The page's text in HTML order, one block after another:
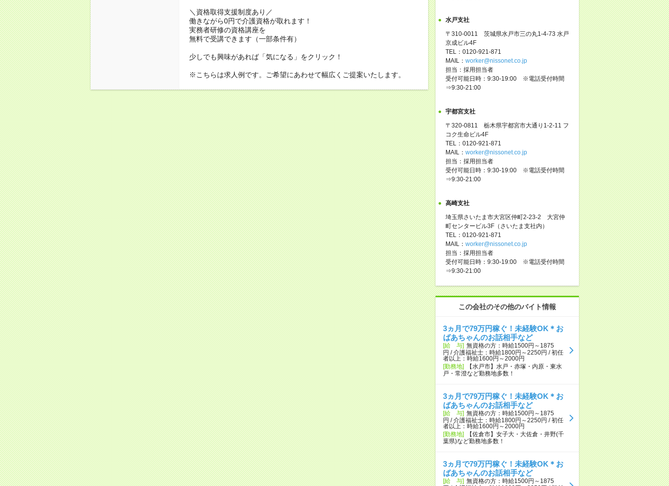
＼資格取得支援制度あり／
働きながら0円で介護資格が取れます！
実務者研修の資格講座を
無料で受講できます（一部条件有）
少しでも興味があれば「気になる」をクリック！
※こちらは求人例です。ご希望にあわせて幅広くご提案いたします。
水戸支社
〒310-0011 茨城県水戸市三の丸1-4-73 水戸
京成ビル4F
TEL：0120-921-871
MAIL： worker@nissonet.co.jp
担当：採用担当者
受付可能日時：9:30-19:00 ※電話受付時間
⇒9:30-21:00
宇都宮支社
〒320-0811 栃木県宇都宮市大通り1-2-11 フ
コク生命ビル4F
TEL：0120-921-871
MAIL： worker@nissonet.co.jp
担当：採用担当者
受付可能日時：9:30-19:00 ※電話受付時間
⇒9:30-21:00
高崎支社
埼玉県さいたま市大宮区仲町2-23-2 大宮仲
町センタービル3F（さいたま支社内）
TEL：0120-921-871
MAIL： worker@nissonet.co.jp
担当：採用担当者
受付可能日時：9:30-19:00 ※電話受付時間
⇒9:30-21:00
この会社のその他のバイト情報
3ヵ月で79万円稼ぐ！未経験OK＊お
ばあちゃんのお話相手など
[給 与] 無資格の方：時給1500円～1875
円 / 介護福祉士：時給1800円～2250円 / 初任
者以上：時給1600円～2000円
[勤務地]
【水戸市】水戸・赤塚・内原・東水
戸・常澄など勤務地多数！
3ヵ月で79万円稼ぐ！未経験OK＊お
ばあちゃんのお話相手など
[給 与] 無資格の方：時給1500円～1875
円 / 介護福祉士：時給1800円～2250円 / 初任
者以上：時給1600円～2000円
[勤務地]
【佐倉市】女子大・大佐倉・井野(千
葉県)など勤務地多数！
3ヵ月で79万円稼ぐ！未経験OK＊お
ばあちゃんのお話相手など
[給 与] 無資格の方：時給1500円～1875